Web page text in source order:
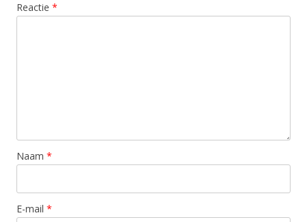
Reactie *
Naam *
E-mail *